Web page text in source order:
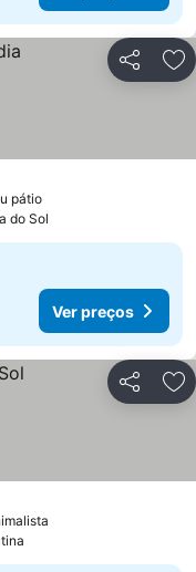
Partilhar
pátio
do Sol
Ver preços
Partilhar